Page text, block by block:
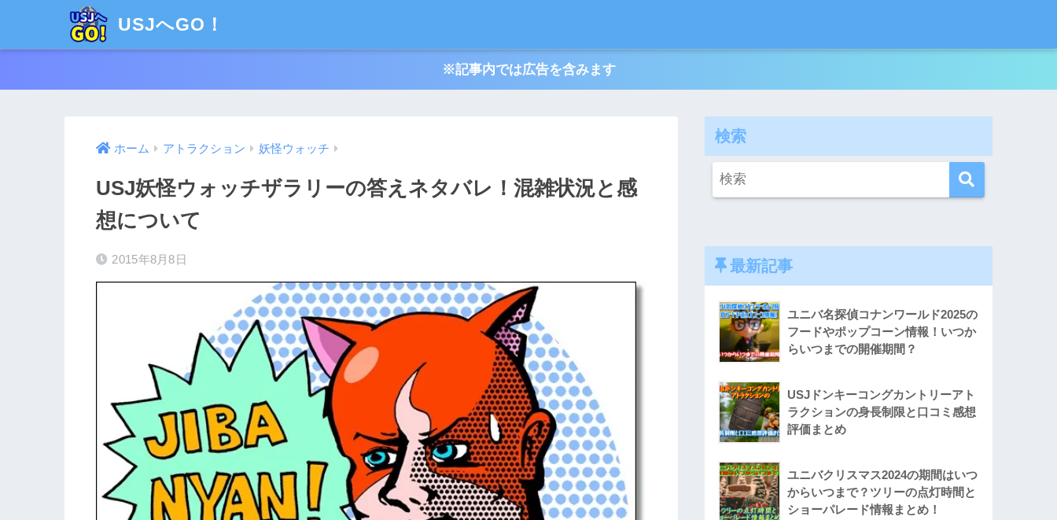
USJへGO！
※記事内では広告を含みます
ホーム アトラクション 妖怪ウォッチ
USJ妖怪ウォッチザラリーの答えネタバレ！混雑状況と感
想について
2015年8月8日
検索
最新記事
ユニバ名探偵コナンワールド2025の
フードやポップコーン情報！いつか
らいつまでの開催期間？
USJドンキーコングカントリーアト
ラクションの身長制限と口コミ感想
評価まとめ
ユニバクリスマス2024の期間はいつ
からいつまで？ツリーの点灯時間と
ショーパレード情報まとめ！